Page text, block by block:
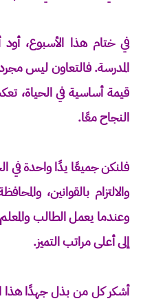
في ختام هذا الأسبوع،
المدرسة. فالتعاون ليس
قيمة أساسية في الحياة،
النجاح معًا.
فلنكن جميعًا يدًا واحدة في
والالتزام بالقوانين،
وعندما يعمل الطالب
إلى أعلى مراتب التميز.
أشكر كل من بذل جهدًا هذا